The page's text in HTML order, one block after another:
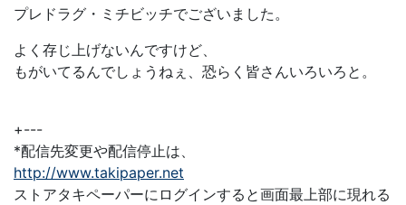
プレドラグ・ミチビッチでございました。
よく存じ上げないんですけど、
もがいてるんでしょうねぇ、恐らく皆さんいろいろと。
+---
*配信先変更や配信停止は、
http://www.takipaper.net
ストアタキペーパーにログインすると画面最上部に現れる